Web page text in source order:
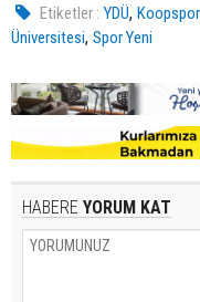
Etiketler : YDÜ,Koopspor
Üniversitesi, Spor Yeni
HABERE YORUM KAT